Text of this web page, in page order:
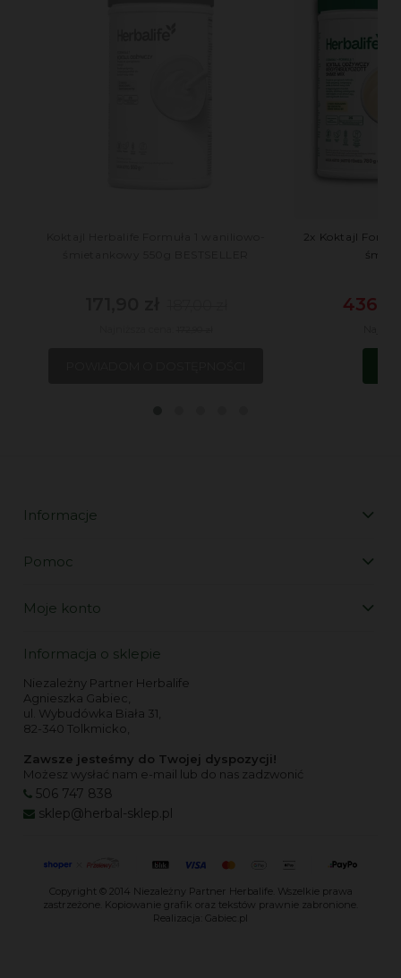
2x Koktajl
Informacje
Pomoc
Moje konto
Informacja o sklepie
Niezależny Partner Herbalife
Agnieszka Gabiec,
ul. Wybudówka Biała 31,
82-340 Tolkmicko,
Zawsze jesteśmy do Twojej dyspozycji!
Możesz wysłać nam e-mail lub do nas zadzwonić
506 747 838
sklep@herbal-sklep.pl
Copyright © 2014 Niezależny Partner Herbalife. Wszelkie prawa
zastrzeżone. Kopiowanie grafik oraz tekstów prawnie zabronione.
Realizacja: Gabiec.pl